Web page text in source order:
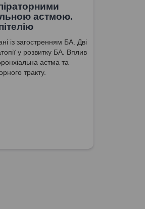
астмою.
із загостренням БА. Дві
у розвитку БА. Вплив
астма та
тракту.